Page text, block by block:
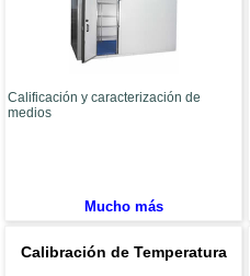
Calificación y caracterización de
medios
Mucho más
Calibración de Temperatura